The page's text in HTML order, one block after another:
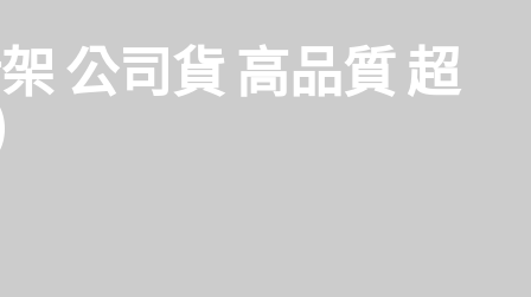
公司貨 高品質 超